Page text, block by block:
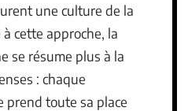
une culture de la
cette approche, la
se résume plus à la
: chaque
toute sa place